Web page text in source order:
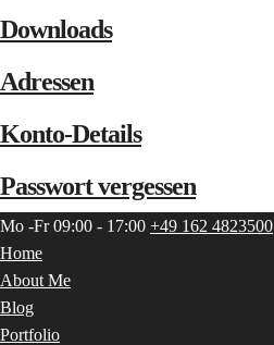
Downloads
Adressen
Konto-Details
Passwort vergessen
Mo -Fr 09:00 - 17:00 +49 162 4823500
Home
About Me
Blog
Portfolio